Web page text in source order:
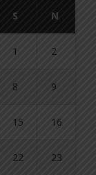
S N
1 2
8 9
15 16
22 23